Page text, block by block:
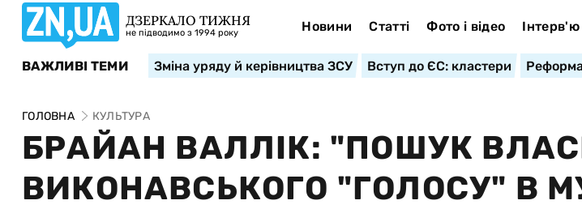
ДЗЕРКАЛО ТИЖНЯ
не підводимо з 1994 року Новини Статті Фото і відео Інтерв'ю
ВАЖЛИВІ ТЕМИ Зміна уряду й керівництва ЗСУ Вступ до ЄС: кластери Реформа
ГОЛОВНА КУЛЬТУРА
БРАЙАН ВАЛЛІК: "ПОШУК
ВИКОНАВСЬКОГО "ГОЛОСУ" В